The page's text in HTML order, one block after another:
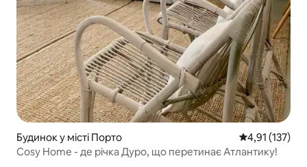
Будинок у місті Порто Середня
4,91 (137)
Cosy Home - де річка Дуро, що перетинає Атлантику!